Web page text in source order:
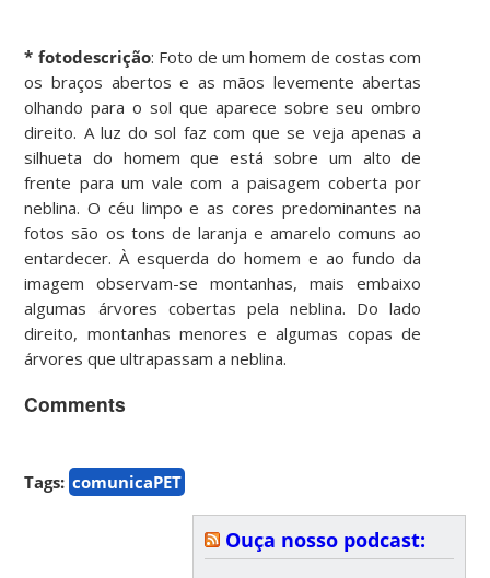
* fotodescrição: Foto de um homem de costas com
os braços abertos e as mãos levemente abertas
olhando para o sol que aparece sobre seu ombro
direito. A luz do sol faz com que se veja apenas a
silhueta do homem que está sobre um alto de
frente para um vale com a paisagem coberta por
neblina. O céu limpo e as cores predominantes na
fotos são os tons de laranja e amarelo comuns ao
entardecer. À esquerda do homem e ao fundo da
imagem observam-se montanhas, mais embaixo
algumas árvores cobertas pela neblina. Do lado
direito, montanhas menores e algumas copas de
árvores que ultrapassam a neblina.
Comments
Tags: comunicaPET
Ouça nosso podcast: